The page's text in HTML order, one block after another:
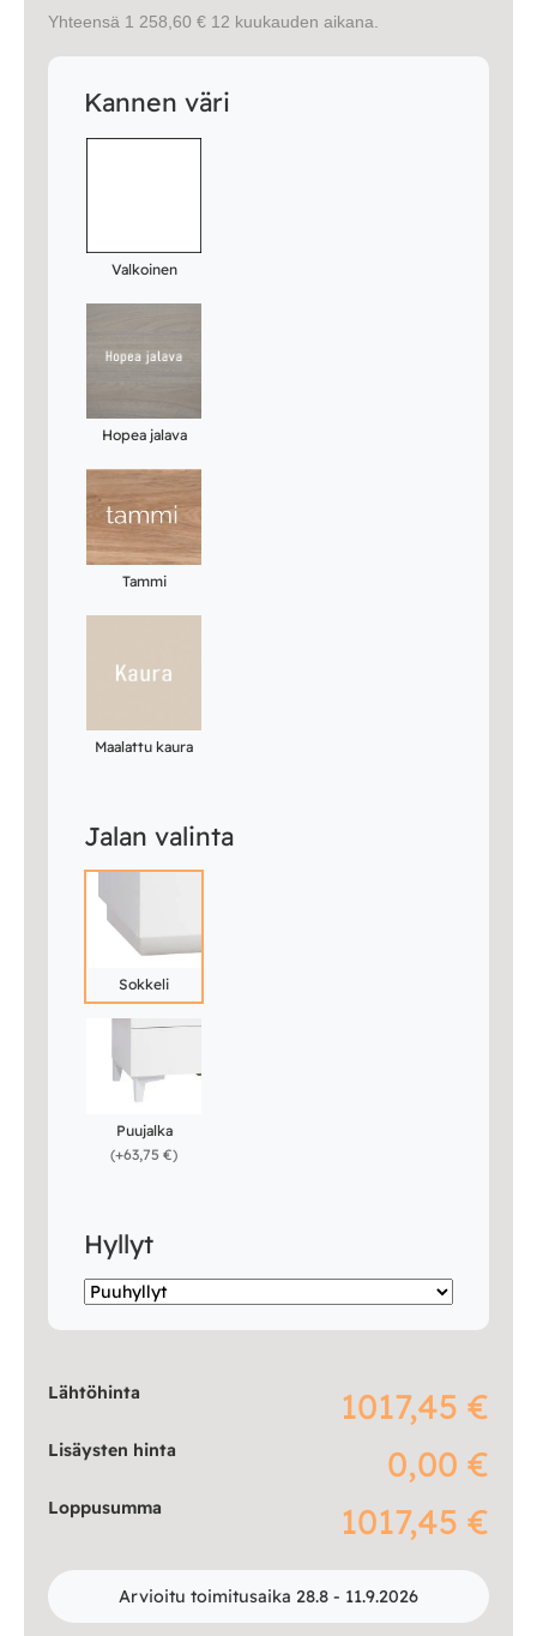
Oma tili|Yhteystiedot Ostoskori
Yhteensä 1 258,60 € 12 kuukauden aikana.
Kannen väri
Valkoinen
Hopea jalava
Tammi
Maalattu kaura
Jalan valinta
Sokkeli
Puujalka
(+63,75 €)
Hyllyt
Lähtöhinta 1017,45 €
Lisäysten hinta 0,00 €
Loppusumma 1017,45 €
Arvioitu toimitusaika 28.8 - 11.9.2026